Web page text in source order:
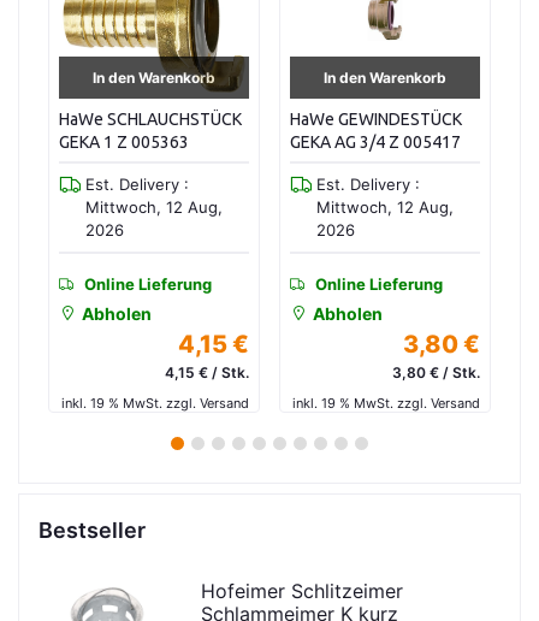
In den Warenkorb
HaWe SCHLAUCHSTÜCK
GEKA 1 Z 005363
Est. Delivery :
Mittwoch, 12 Aug,
2026
Online Lieferung
Abholen
4,15 €
4,15 € / Stk.
inkl. 19 % MwSt. zzgl. Versand
In den Warenkorb
HaWe GEWINDESTÜCK
GEKA AG 3/4 Z 005417
Est. Delivery :
Mittwoch, 12 Aug,
2026
Online Lieferung
Abholen
3,80 €
3,80 € / Stk.
inkl. 19 % MwSt. zzgl. Versand
1 2 3 4 5 6 7 8 9 10
Bestseller
Hofeimer Schlitzeimer
Schlammeimer K kurz